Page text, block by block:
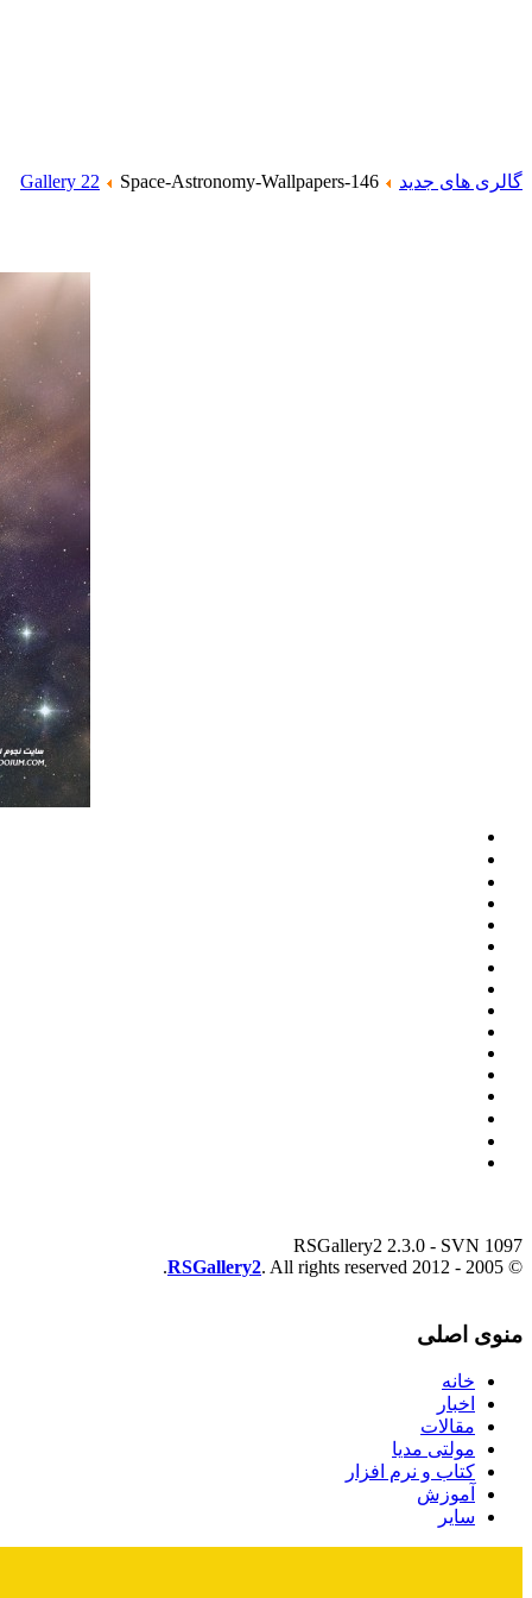
گالری های جدید Gallery 22 Space-Astronomy-Wallpapers-146
RSGallery2 2.3.0 - SVN 1097
© 2005 - 2012
RSGallery2. All rights reserved.
منوی اصلی
خانه
اخبار
مقالات
مولتی مدیا
کتاب و نرم افزار
آموزش
سایر